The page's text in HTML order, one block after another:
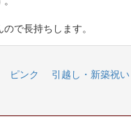
で長持ちします。
ピンク 引越し・新築祝い